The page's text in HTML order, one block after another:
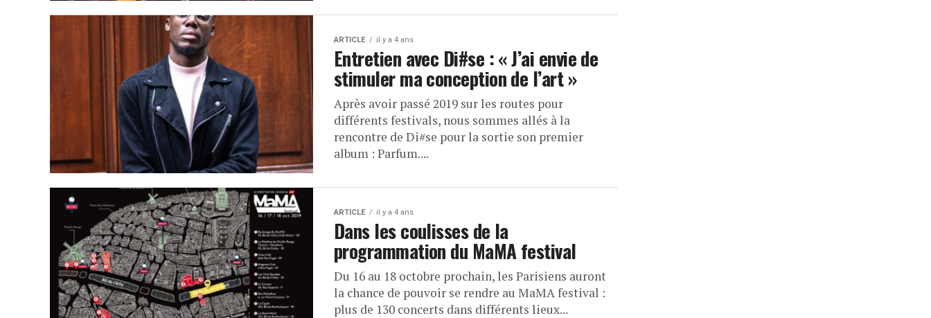
ARTICLE il y a 4 ans
Entretien avec Di#se : « J’ai envie de
stimuler ma conception de l’art »
Après avoir passé 2019 sur les routes pour
différents festivals, nous sommes allés à la
rencontre de Di#se pour la sortie son premier
album : Parfum....
ARTICLE il y a 4 ans
Dans les coulisses de la
programmation du MaMA festival
Du 16 au 18 octobre prochain, les Parisiens auront
la chance de pouvoir se rendre au MaMA festival :
plus de 130 concerts dans différents lieux...